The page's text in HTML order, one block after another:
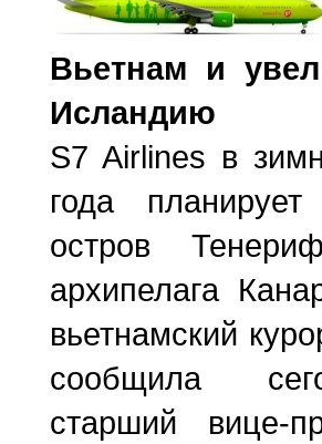
Вьетнам и
Исландию
S7 Airlines в
года
остров
архипелага
вьетнамский
сообщила
старший вице-